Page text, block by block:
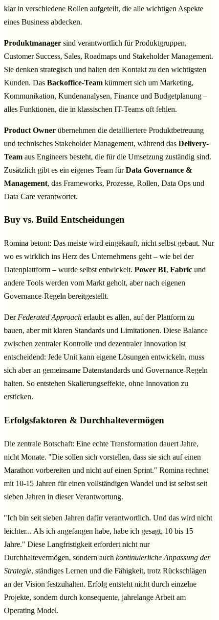
klar in verschiedene Rollen aufgeteilt, die alle wichtigen Aspekte
eines Business abdecken.
Produktmanager sind verantwortlich für Produktgruppen,
Customer Success, Sales, Roadmaps und Stakeholder Management.
Sie denken strategisch und halten den Kontakt zu den wichtigsten
Kunden. Das Backoffice-Team kümmert sich um Marketing,
Kommunikation, Kundenanalysen, Finance und Budgetplanung –
alles Funktionen, die in klassischen IT-Teams oft fehlen.
Product Owner übernehmen die detailliertere Produktbetreuung
und technisches Stakeholder Management, während das Delivery-
Team aus Engineers besteht, die für die Umsetzung zuständig sind.
Zusätzlich gibt es ein eigenes Team fürData Governance &
Management, das Frameworks, Prozesse, Rollen, Data Ops und
Data Care verantwortet.
Buy vs. Build Entscheidungen
Romina betont: Das meiste wird eingekauft, nicht selbst gebaut. Nur
wo es wirklich ins Herz des Unternehmens geht – wie bei der
Datenplattform – wurde selbst entwickelt. Power BI, Fabric und
andere Tools werden vom Markt geholt, aber nach eigenen
Governance-Regeln bereitgestellt.
Der Federated Approach erlaubt es allen, auf der Plattform zu
bauen, aber mit klaren Standards und Limitationen. Diese Balance
zwischen zentraler Kontrolle und dezentraler Innovation ist
entscheidend: Jede Unit kann eigene Lösungen entwickeln, muss
sich aber an gemeinsame Datenstandards und Governance-Regeln
halten. So entstehen Skalierungseffekte, ohne Innovation zu
ersticken.
Erfolgsfaktoren & Durchhaltevermögen
Die zentrale Botschaft: Eine echte Transformation dauert Jahre,
nicht Monate. "Die sollen sich vorstellen, dass sie sich auf einen
Marathon vorbereiten und nicht auf einen Sprint." Romina rechnet
mit 10-15 Jahren für einen vollständigen Wandel und ist selbst seit
sieben Jahren in dieser Verantwortung.
"Ich bin seit sieben Jahren dafür verantwortlich. Und das wird nicht
leichter... Als ich angefangen habe, habe ich gesagt, 10 bis 15
Jahre." Diese Langfristigkeit erfordert nicht nur
Durchhaltevermögen, sondern auch kontinuierliche Anpassung der
Strategie, ständiges Lernen und die Fähigkeit, trotz Rückschlägen
an der Vision festzuhalten. Erfolg entsteht nicht durch einzelne
Projekte, sondern durch konsequente, jahrelange Arbeit am
Operating Model.